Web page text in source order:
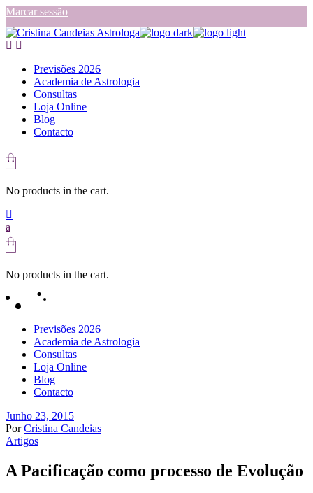
Skip
the
content
Marcar sessão
Previsões 2026
Academia de Astrologia
Consultas
Loja Online
Blog
Contacto
No products in the cart.
No products in the cart.
Previsões 2026
Academia de Astrologia
Consultas
Loja Online
Blog
Contacto
Junho 23, 2015
Por Cristina Candeias
Artigos
A Pacificação como processo de Evolução